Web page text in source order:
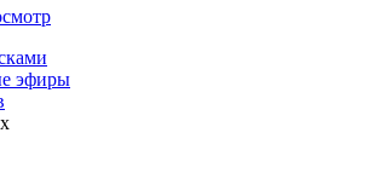
эфиры